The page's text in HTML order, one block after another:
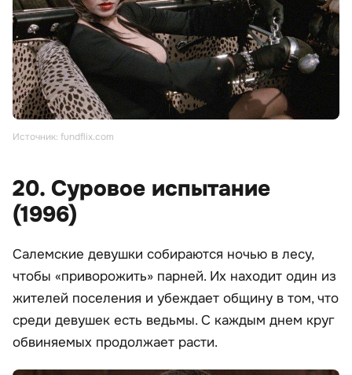
Источник: fundflix.com
20. Суровое испытание
(1996)
Салемские девушки собираются ночью в лесу,
чтобы «приворожить» парней. Их находит один из
жителей поселения и убеждает общину в том, что
среди девушек есть ведьмы. С каждым днем круг
обвиняемых продолжает расти.